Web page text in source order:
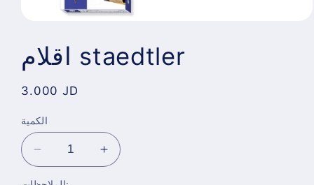
اقلام staedtler
Regular
3.000 JD
الكمية
Decrease
quantity
Increase
quantity